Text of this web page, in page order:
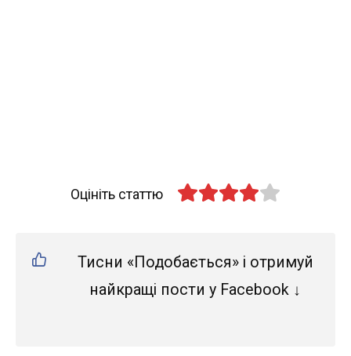
Оцініть статтю
Тисни «Подобається» і отримуй
найкращі пости у Facebook ↓